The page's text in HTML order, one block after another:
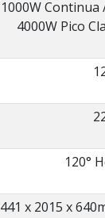
1000W
4000W Pico
120°
441 x 2015 x